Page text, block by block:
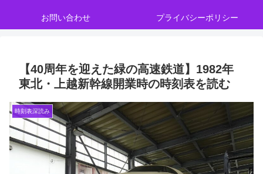
お問い合わせ プライバシーポリシー
【40周年を迎えた緑の高速鉄道】1982年
東北・上越新幹線開業時の時刻表を読む
時刻表深読み